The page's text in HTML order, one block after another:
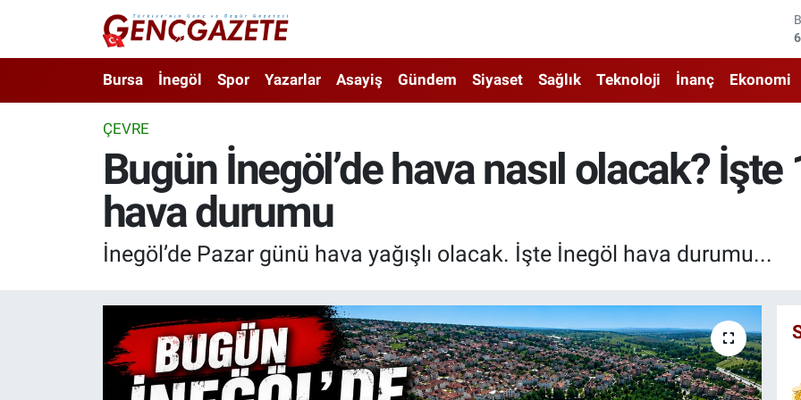
Bursa İnegöl Spor Yazarlar Asayiş Gündem Siyaset Sağlık Teknoloji İnanç Ekonomi
ÇEVRE
Bugün İnegöl’de hava nasıl olacak? İşte
hava durumu
İnegöl’de Pazar günü hava yağışlı olacak. İşte İnegöl hava durumu...
3.SAYFA
Nöbetçi Eczaneler
Trafik Durumu
Süper Lig Puan Durumu ve Fikstür
Tüm Manşetler
Haber Arşivi